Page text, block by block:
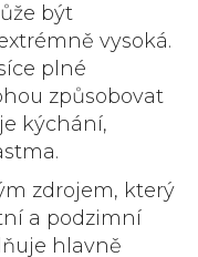
být
vysoká.
plné
způsobovat
kýchání,
zdrojem, který
a podzimní
hlavně